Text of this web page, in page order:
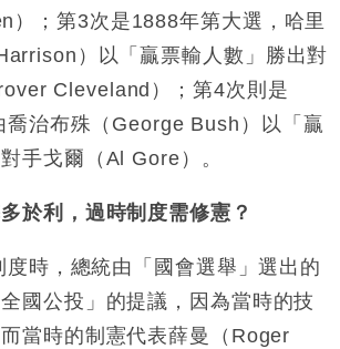
）；第3次是1888年第大選，哈里
）以「贏票輸人數」勝出對
Cleveland）；第4次則是
喬治布殊（George Bush）以「贏
手戈爾（Al Gore）。
於利，過時制度需修憲？
時，總統由「國會選舉」選出的
國公投」的提議，因為當時的技
當時的制憲代表薛曼（Roger